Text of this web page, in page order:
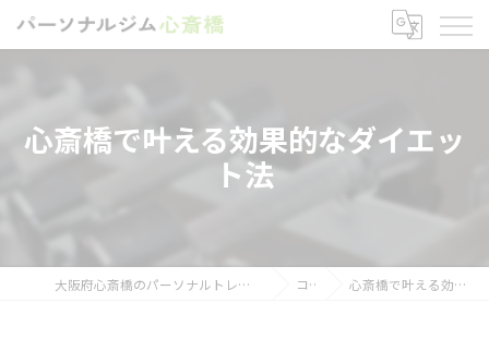
心斎橋で叶える効果的なダイエッ
ト法
大阪府心斎橋のパーソナルトレーニングならパーソナルジム心斎橋 コラム 心斎橋で叶える効果的なダイエット法